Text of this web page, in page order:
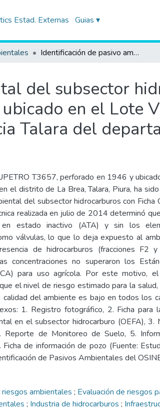
Estad. Externas Guias ▾
Identificación de pasivo ambiental del subsector hidrocarburos con código de Ficha OEFA F01366, ubicado en el Lote VII/VI (ex Lote VII), en el distrito La Brea de la provincia Talara del departamento de Piura
del subsector
en el Lote
Talara del
T3657, perforado en 1946 y
el distrito de La Brea, Talara, Piura, ha
del subsector hidrocarburos con
realizada en julio de 2014 determinó
en estado inactivo (ATA) y sin los
válvulas, lo que lo deja expuesto al
de hidrocarburos (fracciones F2
concentraciones no superaron los
para uso agrícola. Por este motivo, el
el nivel de riesgo estimado para la
calidad del ambiente es bajo en todos los
1. Registro fotográfico, 2. Ficha para
en el subsector hidrocarburo (OEFA), 3.
Reporte de Monitoreo de Suelo, 5.
de información de pozo (Fuente:
de Pasivos Ambientales del
riesgos ambientales ; Evaluación de riesgos
; Industria de hidrocarburos ;